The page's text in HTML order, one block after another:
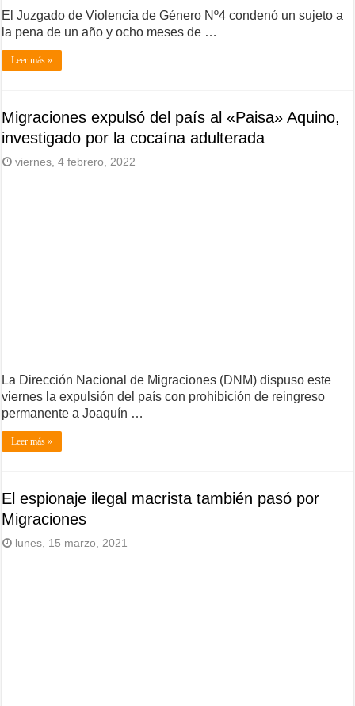
El Juzgado de Violencia de Género Nº4 condenó un sujeto a
la pena de un año y ocho meses de …
Leer más »
Migraciones expulsó del país al «Paisa» Aquino,
investigado por la cocaína adulterada
viernes, 4 febrero, 2022
La Dirección Nacional de Migraciones (DNM) dispuso este
viernes la expulsión del país con prohibición de reingreso
permanente a Joaquín …
Leer más »
El espionaje ilegal macrista también pasó por
Migraciones
lunes, 15 marzo, 2021